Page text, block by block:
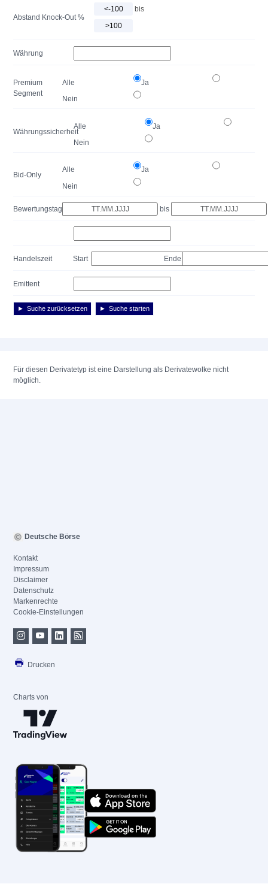
Abstand Knock-Out %
bis
Währung
Premium
Segment
Alle
Ja
Nein
Währungssicherheit
Alle
Ja
Nein
Bid-Only
Alle
Ja
Nein
Bewertungstag bis
Handelszeit Start Ende
Emittent
Suche zurücksetzen Suche starten
Für diesen Derivatetyp ist eine Darstellung als Derivatewolke nicht
möglich.
Deutsche Börse
Kontakt
Impressum
Disclaimer
Datenschutz
Markenrechte
Cookie-Einstellungen
Drucken
Charts von